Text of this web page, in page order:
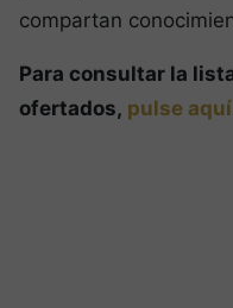
compartan
Para consultar la
ofertados, pulse aquí